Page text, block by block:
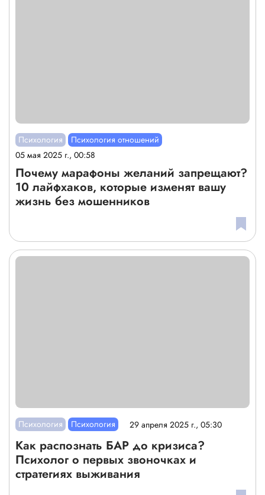
Психология
Психология отношений
05 мая 2025 г., 00:58
Почему марафоны желаний запрещают?
10 лайфхаков, которые изменят вашу
жизнь без мошенников
Психология Психология 29 апреля 2025 г., 05:30
Как распознать БАР до кризиса?
Психолог о первых звоночках и
стратегиях выживания